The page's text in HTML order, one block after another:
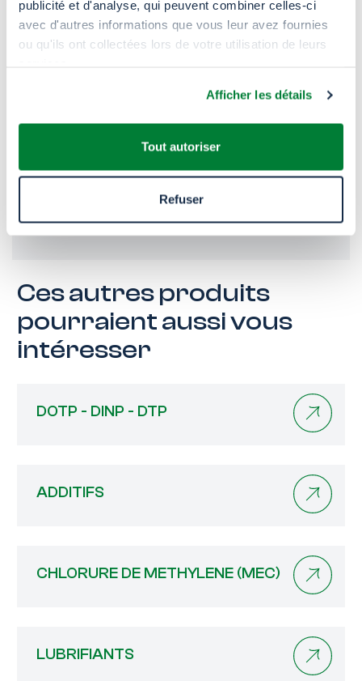
publicité et d'analyse, qui peuvent combiner celles-ci
avec d'autres informations que vous leur avez fournies
ou qu'ils ont collectées lors de votre utilisation de leurs
Afficher les détails
Tout autoriser
Refuser
Industrie
Largement appliqué dans l’industrie des
Encres
Ces autres produits
pourraient aussi vous
intéresser
DOTP - DINP - DTP
ADDITIFS
CHLORURE DE METHYLENE (MEC)
LUBRIFIANTS